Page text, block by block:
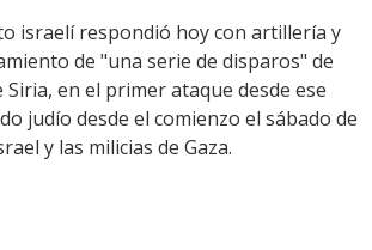
israelí respondió hoy con artillería y
de "una serie de disparos" de
Siria, en el primer ataque desde ese
judío desde el comienzo el sábado de
y las milicias de Gaza.